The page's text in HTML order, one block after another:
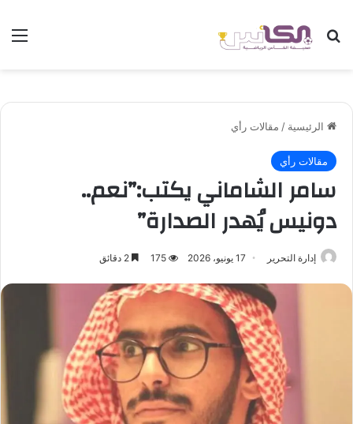
بحث عن
الرئيسية / مقالات رأي
مقالات رأي
سامر الشاماني يكتب:”نعم..
دونيس يُهدر الصدارة”
إدارة التحرير 17 يونيو، 2026 175